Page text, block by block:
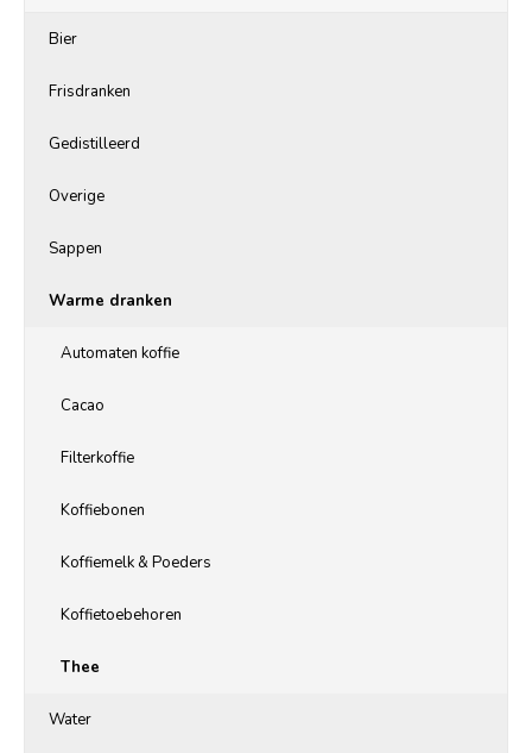
Bier
Frisdranken
Gedistilleerd
Overige
Sappen
Warme dranken
Automaten koffie
Cacao
Filterkoffie
Koffiebonen
Koffiemelk & Poeders
Koffietoebehoren
Thee
Water